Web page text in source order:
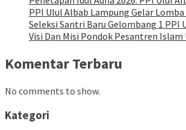
PPI Ulul Albab Lampung Gelar Lomba
Seleksi Santri Baru Gelombang 1 PPI
Visi Dan Misi Pondok Pesantren Islam
Komentar Terbaru
No comments to show.
Kategori